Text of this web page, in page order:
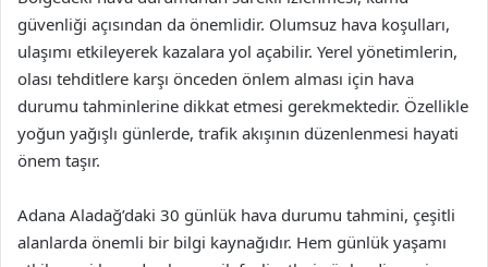
güvenliği açısından da önemlidir. Olumsuz hava koşulları,
ulaşımı etkileyerek kazalara yol açabilir. Yerel yönetimlerin,
olası tehditlere karşı önceden önlem alması için hava
durumu tahminlerine dikkat etmesi gerekmektedir. Özellikle
yoğun yağışlı günlerde, trafik akışının düzenlenmesi hayati
önem taşır.
Adana Aladağ’daki 30 günlük hava durumu tahmini, çeşitli
alanlarda önemli bir bilgi kaynağıdır. Hem günlük yaşamı